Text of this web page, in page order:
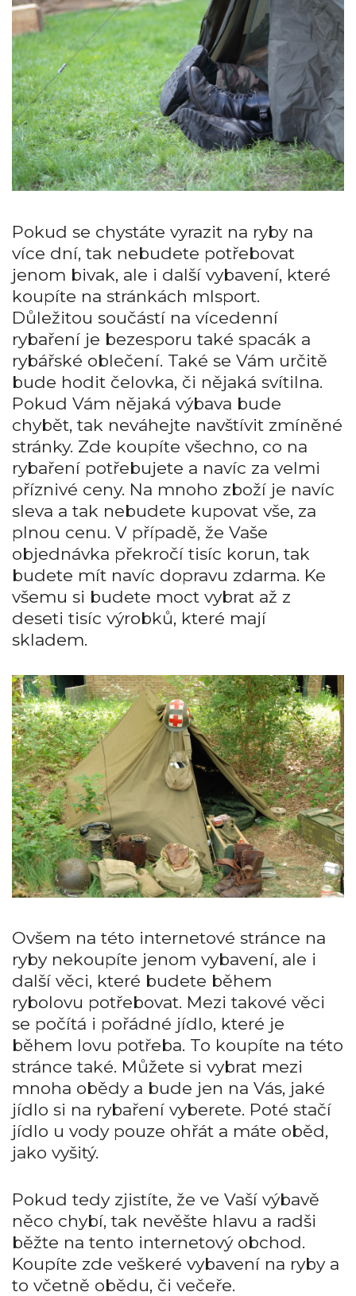
Pokud se chystáte vyrazit na ryby na
více dní, tak nebudete potřebovat
jenom bivak, ale i další vybavení, které
koupíte na stránkách mlsport.
Důležitou součástí na vícedenní
rybaření je bezesporu také spacák a
rybářské oblečení. Také se Vám určitě
bude hodit čelovka, či nějaká svítilna.
Pokud Vám nějaká výbava bude
chybět, tak neváhejte navštívit zmíněné
stránky. Zde koupíte všechno, co na
rybaření potřebujete a navíc za velmi
příznivé ceny. Na mnoho zboží je navíc
sleva a tak nebudete kupovat vše, za
plnou cenu. V případě, že Vaše
objednávka překročí tisíc korun, tak
budete mít navíc dopravu zdarma. Ke
všemu si budete moct vybrat až z
deseti tisíc výrobků, které mají
skladem.
Ovšem na této internetové stránce na
ryby nekoupíte jenom vybavení, ale i
další věci, které budete během
rybolovu potřebovat. Mezi takové věci
se počítá i pořádné jídlo, které je
během lovu potřeba. To koupíte na této
stránce také. Můžete si vybrat mezi
mnoha obědy a bude jen na Vás, jaké
jídlo si na rybaření vyberete. Poté stačí
jídlo u vody pouze ohřát a máte oběd,
jako vyšitý.
Pokud tedy zjistíte, že ve Vaší výbavě
něco chybí, tak nevěšte hlavu a radši
běžte na tento internetový obchod.
Koupíte zde veškeré vybavení na ryby a
to včetně obědu, či večeře.